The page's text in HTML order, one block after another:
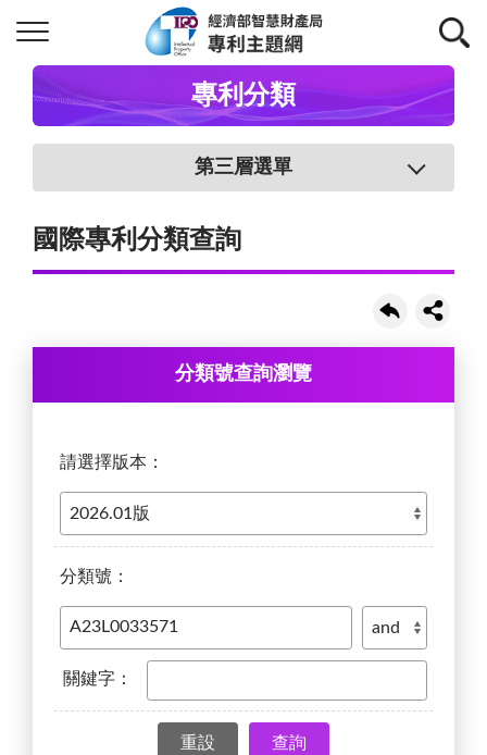
專利分類
第三層選單
國際專利分類查詢
分類號查詢瀏覽
請選擇版本：
分類號：
關鍵字：
查詢